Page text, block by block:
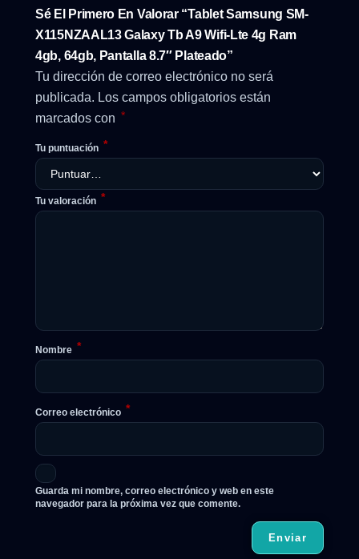
Sé El Primero En Valorar “Tablet Samsung SM-
X115NZAAL13 Galaxy Tb A9 Wifi-Lte 4g Ram
4gb, 64gb, Pantalla 8.7″ Plateado”
Tu dirección de correo electrónico no será
publicada. Los campos obligatorios están
marcados con *
Tu puntuación *
Tu valoración *
Nombre *
Correo electrónico *
Guarda mi nombre, correo electrónico y web en este
navegador para la próxima vez que comente.